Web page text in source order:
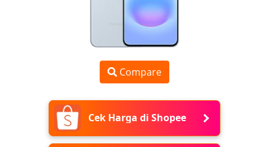
Compare
Cek Harga di Shopee